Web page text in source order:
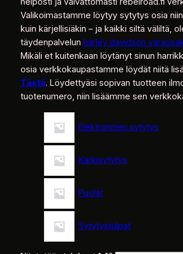
Valikoimastamme löytyy sytytys osia
kuin kärjellisiäkin – ja kaikki siltä väliltä,
täydenpalvelun harley davidson
Mikäli et kuitenkaan löytänyt sinun
osia verkkokaupastamme löydät niitä
Tästä. Löydettyäsi sopivan tuotteen
tuotenumero, niin lisäämme sen
Elektroninen sytytys
Kärkisytytys
Puolat
Sytytystulpat